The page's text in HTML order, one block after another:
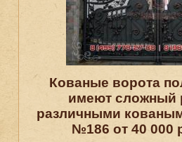
Кованые ворота
имеют сложный
различными
№186 от 40 000